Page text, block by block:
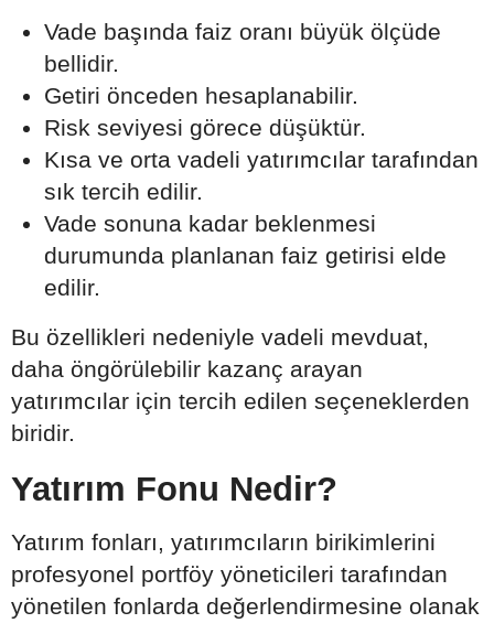
Vade başında faiz oranı büyük ölçüde
bellidir.
Getiri önceden hesaplanabilir.
Risk seviyesi görece düşüktür.
Kısa ve orta vadeli yatırımcılar tarafından
sık tercih edilir.
Vade sonuna kadar beklenmesi
durumunda planlanan faiz getirisi elde
edilir.
Bu özellikleri nedeniyle vadeli mevduat,
daha öngörülebilir kazanç arayan
yatırımcılar için tercih edilen seçeneklerden
biridir.
Yatırım Fonu Nedir?
Yatırım fonları, yatırımcıların birikimlerini
profesyonel portföy yöneticileri tarafından
yönetilen fonlarda değerlendirmesine olanak